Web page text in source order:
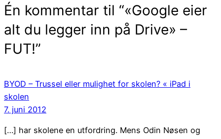
Én kommentar til “«Google eier
alt du legger inn på Drive» –
FUT!”
BYOD – Trussel eller mulighet for skolen? « iPad i
skolen
7. juni 2012
[…] har skolene en utfordring. Mens Odin Nøsen og